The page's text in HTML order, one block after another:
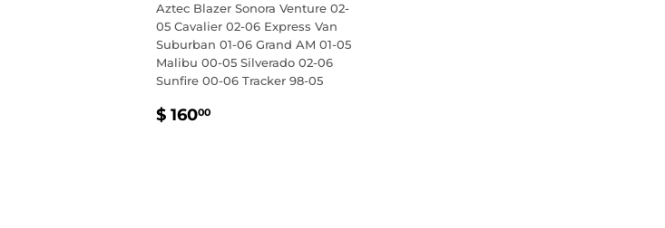
Aztec Blazer Sonora Venture 02-
05 Cavalier 02-06 Express Van
Suburban 01-06 Grand AM 01-05
Malibu 00-05 Silverado 02-06
Sunfire 00-06 Tracker 98-05
PRECIO
$ 16000